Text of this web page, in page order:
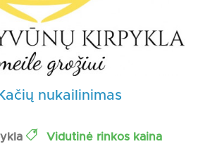
nukailinimas
Vidutinė rinkos kaina